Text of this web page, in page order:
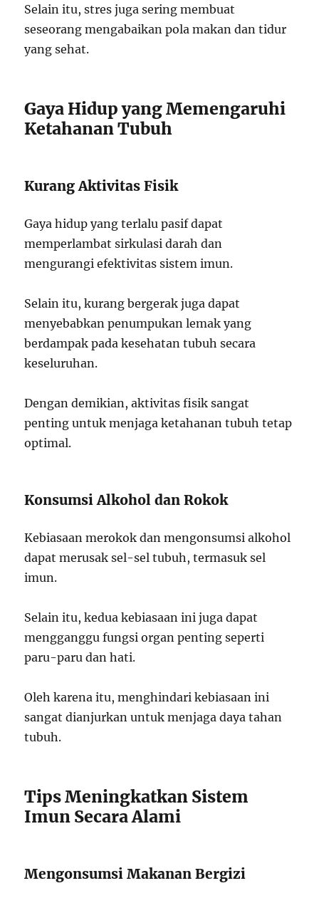
Selain itu, stres juga sering membuat
seseorang mengabaikan pola makan dan tidur
yang sehat.
Gaya Hidup yang Memengaruhi
Ketahanan Tubuh
Kurang Aktivitas Fisik
Gaya hidup yang terlalu pasif dapat
memperlambat sirkulasi darah dan
mengurangi efektivitas sistem imun.
Selain itu, kurang bergerak juga dapat
menyebabkan penumpukan lemak yang
berdampak pada kesehatan tubuh secara
keseluruhan.
Dengan demikian, aktivitas fisik sangat
penting untuk menjaga ketahanan tubuh tetap
optimal.
Konsumsi Alkohol dan Rokok
Kebiasaan merokok dan mengonsumsi alkohol
dapat merusak sel-sel tubuh, termasuk sel
imun.
Selain itu, kedua kebiasaan ini juga dapat
mengganggu fungsi organ penting seperti
paru-paru dan hati.
Oleh karena itu, menghindari kebiasaan ini
sangat dianjurkan untuk menjaga daya tahan
tubuh.
Tips Meningkatkan Sistem
Imun Secara Alami
Mengonsumsi Makanan Bergizi